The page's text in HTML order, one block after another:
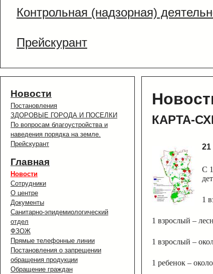
Контрольная (надзорная)
Прейскурант
Новости
Постановления
ЗДОРОВЫЕ ГОРОДА И ПОСЕЛКИ
По вопросам благоустройства и
наведения порядка на земле.
Прейскурант
Главная
Новости
Сотрудники
О центре
Документы
Санитарно-эпидемиологический
отдел
ФЗОЖ
Прямые телефонные линии
Постановления о запрещении
обращения продукции
Обращение граждан
КАРТА-
21
C
1
1 взрослый –
1 взрослый –
1 ребенок –